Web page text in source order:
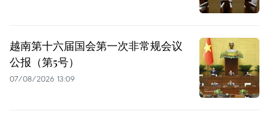
越南第十六届国会第一次非常规会议
公报（第5号）
07/08/2026 13:09